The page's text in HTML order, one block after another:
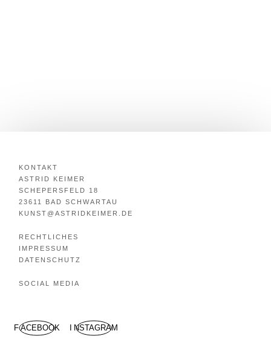
KONTAKT
ASTRID KEIMER
SCHEPERSFELD 18
23611 BAD SCHWARTAU
KUNST@ASTRIDKEIMER.DE
RECHTLICHES
IMPRESSUM
DATENSCHUTZ
SOCIAL MEDIA
FACEBOOK INSTAGRAM